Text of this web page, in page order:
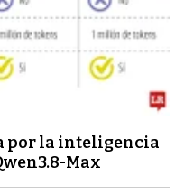
por la inteligencia
Max